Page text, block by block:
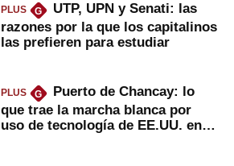
PLUS G
UTP, UPN y Senati: las
razones por la que los capitalinos
las prefieren para estudiar
PLUS G
Puerto de Chancay: lo
que trae la marcha blanca por
uso de tecnología de EE.UU. en